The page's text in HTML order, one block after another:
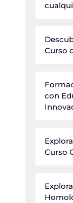
Curso
con
Curso